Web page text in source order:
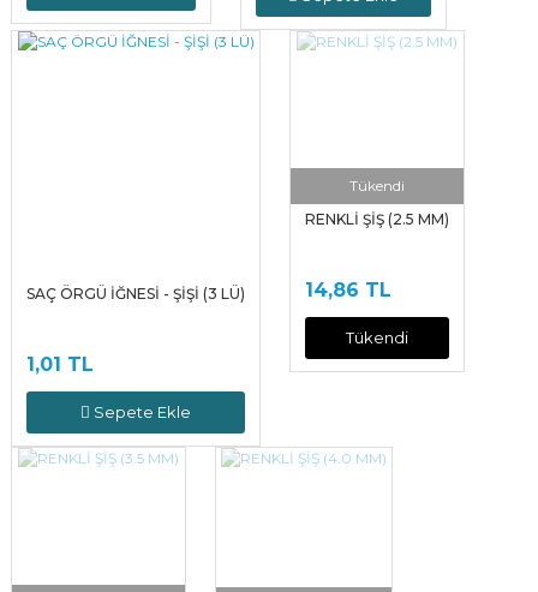
SAÇ ÖRGÜ İĞNESİ - ŞİŞİ (3 LÜ)
1,01 TL
Sepete Ekle
Tükendi
RENKLİ ŞİŞ (2.5 MM)
14,86 TL
Tükendi